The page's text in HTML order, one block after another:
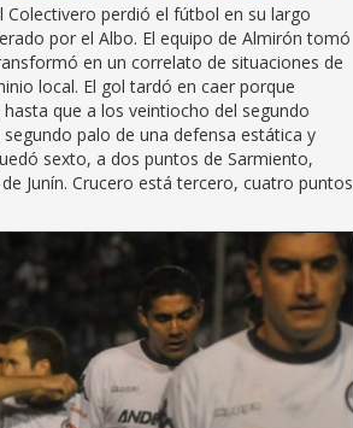
Colectivero perdió el fútbol en su largo
por el Albo. El equipo de Almirón tomó
en un correlato de situaciones de
local. El gol tardó en caer porque
que a los veintiocho del segundo
palo de una defensa estática y
sexto, a dos puntos de Sarmiento,
Junín. Crucero está tercero, cuatro puntos